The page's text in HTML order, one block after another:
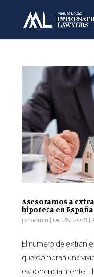
Asesoramos a
hipoteca en España
poradmin | Dic 28, 2021 |
El número de
que compran una
exponencialmente.